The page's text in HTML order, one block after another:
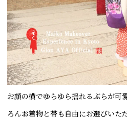
お顔の横でゆらゆら揺れるぶらが
ろんお着物と帯も自由にお選びい